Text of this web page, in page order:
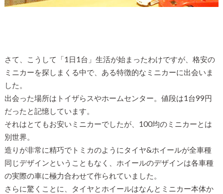
さて、こうして「1日1台」生活が始まったわけですが、格安の
ミニカーを探しまくる中で、ある特徴的なミニカーに出会いま
した。
出会った場所はトイザらスやホームセンター。値段は1台99円
だったと記憶しています。
それはとてもお安いミニカーでしたが、100均のミニカーとは
別世界。
造りが非常に精巧でトミカのようにタイヤ&ホイールが全車種
同じデザインということもなく、ホイールのデザインは各車種
の実際の車に極力合わせて作られていました。
さらに驚くことに、タイヤとホイールはなんとミニカー本体か